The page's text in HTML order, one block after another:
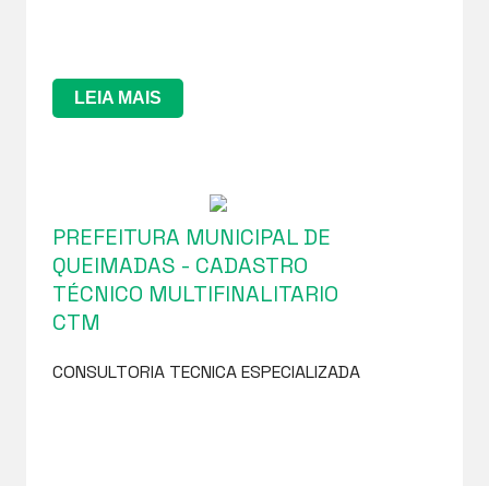
LEIA MAIS
PREFEITURA MUNICIPAL DE
QUEIMADAS - CADASTRO
TÉCNICO MULTIFINALITARIO
CTM
CONSULTORIA TECNICA ESPECIALIZADA